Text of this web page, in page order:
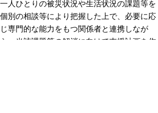
一人ひとりの被災状況や生活状況の課題等を
個別の相談等により把握した上で、必要に応
じ専門的な能力をもつ関係者と連携しなが
ら、当該課題等の解消に向けて支援計画を作